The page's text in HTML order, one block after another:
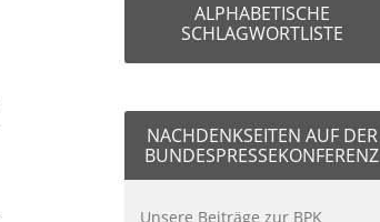
ALPHABETISCHE
SCHLAGWORTLISTE
NACHDENKSEITEN AUF DER
BUNDESPRESSEKONFERENZ
Unsere Beiträge zur BPK